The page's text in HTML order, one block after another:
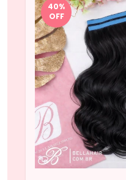
40%
OFF